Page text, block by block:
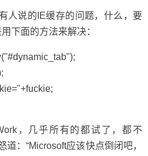
人说的IE缓存的问题，什么，要
下面的方法来解决：
，几乎所有的都试了，都不
：“Microsoft应该快点倒闭吧，